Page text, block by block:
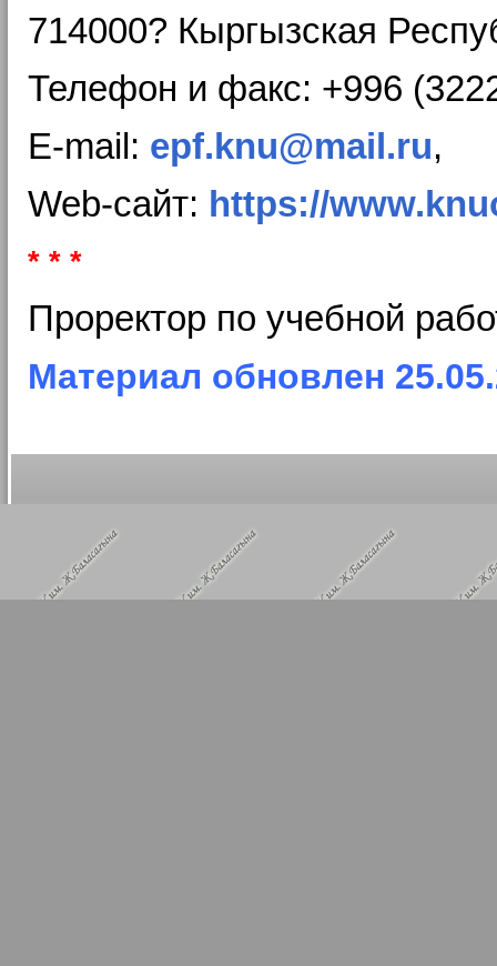
714000? Кыргызская
Телефон и факс: +996
E-mail: epf.knu@mail.ru,
Web-сайт: https://
* * *
Проректор по учебной
Материал обновлен